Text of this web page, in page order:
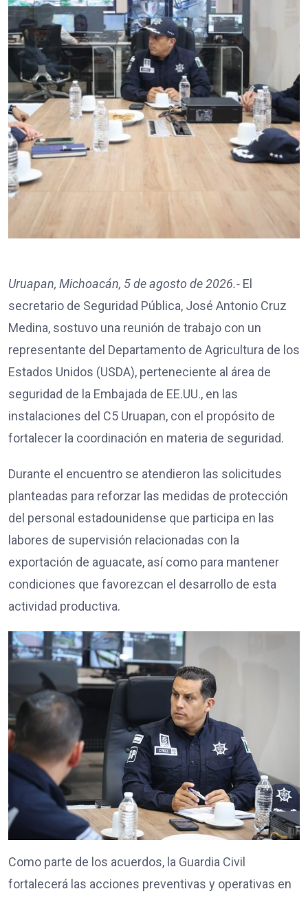
Uruapan, Michoacán, 5 de agosto de 2026.- El
secretario de Seguridad Pública, José Antonio Cruz
Medina, sostuvo una reunión de trabajo con un
representante del Departamento de Agricultura de los
Estados Unidos (USDA), perteneciente al área de
seguridad de la Embajada de EE.UU., en las
instalaciones del C5 Uruapan, con el propósito de
fortalecer la coordinación en materia de seguridad.
Durante el encuentro se atendieron las solicitudes
planteadas para reforzar las medidas de protección
del personal estadounidense que participa en las
labores de supervisión relacionadas con la
exportación de aguacate, así como para mantener
condiciones que favorezcan el desarrollo de esta
actividad productiva.
Como parte de los acuerdos, la Guardia Civil
fortalecerá las acciones preventivas y operativas en